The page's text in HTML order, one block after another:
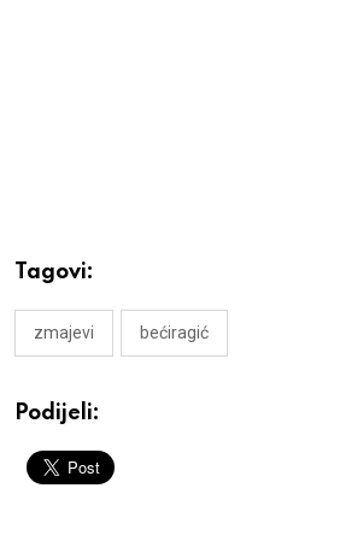
Tagovi:
zmajevi bećiragić
Podijeli: